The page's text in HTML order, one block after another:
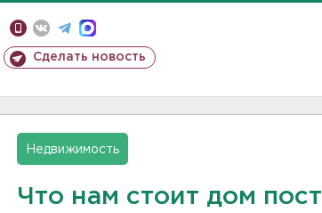
Сделать новость
Недвижимость
Что нам стоит дом